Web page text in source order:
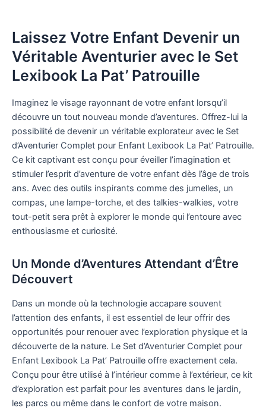
Laissez Votre Enfant Devenir un
Véritable Aventurier avec le Set
Lexibook La Pat’ Patrouille
Imaginez le visage rayonnant de votre enfant lorsqu’il
découvre un tout nouveau monde d’aventures. Offrez-lui la
possibilité de devenir un véritable explorateur avec le Set
d’Aventurier Complet pour Enfant Lexibook La Pat’ Patrouille.
Ce kit captivant est conçu pour éveiller l’imagination et
stimuler l’esprit d’aventure de votre enfant dès l’âge de trois
ans. Avec des outils inspirants comme des jumelles, un
compas, une lampe-torche, et des talkies-walkies, votre
tout-petit sera prêt à explorer le monde qui l’entoure avec
enthousiasme et curiosité.
Un Monde d’Aventures Attendant d’Être
Découvert
Dans un monde où la technologie accapare souvent
l’attention des enfants, il est essentiel de leur offrir des
opportunités pour renouer avec l’exploration physique et la
découverte de la nature. Le Set d’Aventurier Complet pour
Enfant Lexibook La Pat’ Patrouille offre exactement cela.
Conçu pour être utilisé à l’intérieur comme à l’extérieur, ce kit
d’exploration est parfait pour les aventures dans le jardin,
les parcs ou même dans le confort de votre maison.